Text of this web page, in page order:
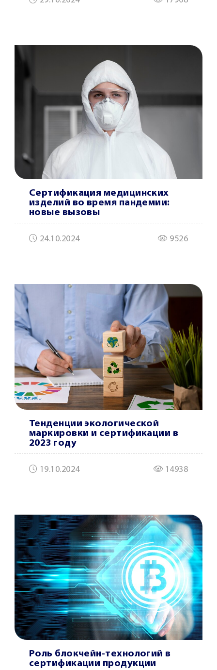
Сертификация медицинских
изделий во время пандемии:
новые вызовы
24.10.2024 9526
Тенденции экологической
маркировки и сертификации в
2023 году
19.10.2024 14938
Роль блокчейн-технологий в
сертификации продукции